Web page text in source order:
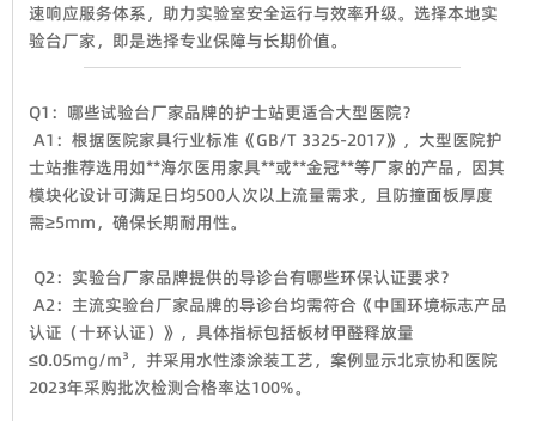
速响应服务体系，助力实验室安全运行与效率升级。选择本地实
验台厂家，即是选择专业保障与长期价值。
Q1：哪些试验台厂家品牌的护士站更适合大型医院？
A1：根据医院家具行业标准《GB/T 3325-2017》，大型医院护
士站推荐选用如**海尔医用家具**或**金冠**等厂家的产品，因其
模块化设计可满足日均500人次以上流量需求，且防撞面板厚度
需≥5mm，确保长期耐用性。
Q2：实验台厂家品牌提供的导诊台有哪些环保认证要求？
A2：主流实验台厂家品牌的导诊台均需符合《中国环境标志产品
认证（十环认证）》，具体指标包括板材甲醛释放量
≤0.05mg/m³，并采用水性漆涂装工艺，案例显示北京协和医院
2023年采购批次检测合格率达100%。